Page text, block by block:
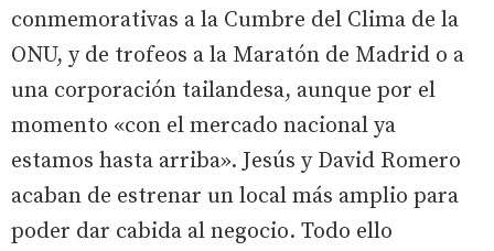
conmemorativas a la Cumbre del Clima de la
ONU, y de trofeos a la Maratón de Madrid o a
una corporación tailandesa, aunque por el
momento «con el mercado nacional ya
estamos hasta arriba». Jesús y David Romero
acaban de estrenar un local más amplio para
poder dar cabida al negocio. Todo ello